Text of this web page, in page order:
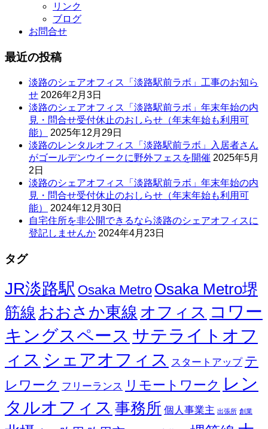
リンク
ブログ
お問合せ
最近の投稿
淡路のシェアオフィス「淡路駅前ラボ」工事のお知ら
せ 2026年2月3日
淡路のシェアオフィス「淡路駅前ラボ」年末年始の内
見・問合せ受付休止のおしらせ（年末年始も利用可
能）
2025年12月29日
淡路のレンタルオフィス「淡路駅前ラボ」入居者さん
がゴールデンウイークに野外フェスを開催 2025年5月
2日
淡路のシェアオフィス「淡路駅前ラボ」年末年始の内
見・問合せ受付休止のおしらせ（年末年始も利用可
能）
2024年12月30日
自宅住所を非公開できるなら淡路のシェアオフィスに
登記しませんか 2024年4月23日
タグ
JR淡路駅 Osaka Metro Osaka Metro堺
筋線 おおさか東線 オフィス コワー
キングスペース サテライトオフ
ィス シェアオフィス スタートアップ テ
レワーク フリーランス リモートワーク レン
タルオフィス 事務所 個人事業主 出張所 創業